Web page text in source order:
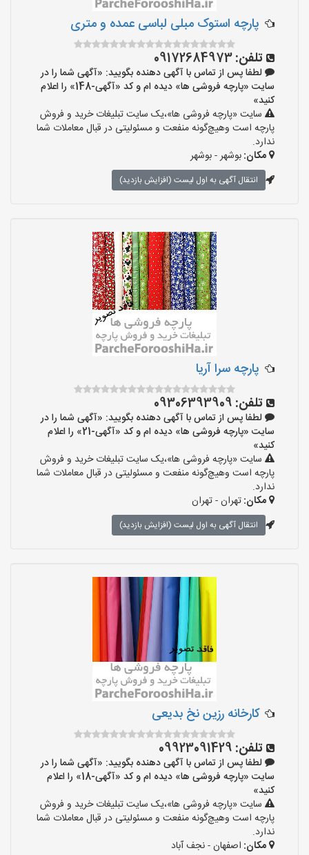
پارچه استوک مبلی لباسی عمده و متری
تلفن:09172684973
لطفا پس از تماس با آگهی دهنده بگویید: «آگهی شما را در
سایت «پارچه فروشی ها» دیده ام و کد «آگهی-148» را اعلام
کنید»
سایت «پارچه فروشی ها»،یک سایت تبلیغات خرید و فروش
پارچه است وهیچ‌گونه منفعت و مسئولیتی در قبال معاملات شما
ندارد.
مکان:بوشهر - بوشهر
انتقال آگهی به اول لیست (افزایش بازدید)
پارچه سرا آریا
تلفن: 09306393909
لطفا پس از تماس با آگهی دهنده بگویید: «آگهی شما را در
سایت «پارچه فروشی ها» دیده ام و کد «آگهی-21» را اعلام
کنید»
سایت «پارچه فروشی ها»،یک سایت تبلیغات خرید و فروش
پارچه است وهیچ‌گونه منفعت و مسئولیتی در قبال معاملات شما
ندارد.
مکان:تهران - تهران
انتقال آگهی به اول لیست (افزایش بازدید)
کارخانه رزین نخ بدیعی
تلفن: 09923091429
لطفا پس از تماس با آگهی دهنده بگویید: «آگهی شما را در
سایت «پارچه فروشی ها» دیده ام و کد «آگهی-18» را اعلام
کنید»
سایت «پارچه فروشی ها»،یک سایت تبلیغات خرید و فروش
پارچه است وهیچ‌گونه منفعت و مسئولیتی در قبال معاملات شما
ندارد.
مکان: اصفهان - نجف‌ آباد